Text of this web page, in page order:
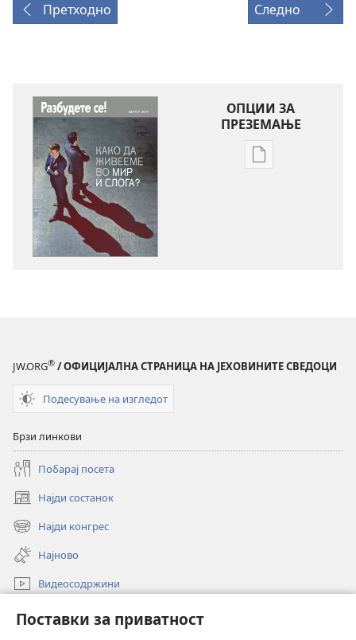
Поставки за приватност
Претходно Следно
ОПЦИИ ЗА
ПРЕЗЕМАЊЕ
Опции
да
и
JW.ORG® / ОФИЦИЈАЛНА СТРАНИЦА НА ЈЕХОВИНИТЕ СВЕДОЦИ
Подесување на изгледот
Брзи линкови
Побарај посета
Најди состанок
(opens
new
window)
Најди конгрес
(opens
new
window)
Најново
Видеосодржини